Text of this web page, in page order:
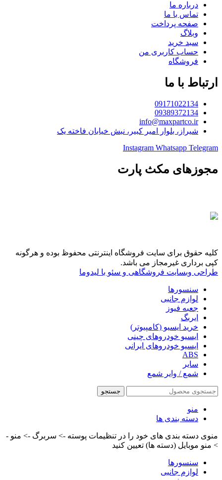
درباره ما
تماس با ما
صفحه پرداخت
وبلاگ
سبد خرید
حساب کاربری من
فروشگاه
ارتباط با ما
09171022134
09389372134
info@maxpartco.ir
شیراز، بلوار امیر کبیر، نبش خیابان فاخته یک
Instagram Whatsapp Telegram
مجوزهای مکث پارت
کلیه حقوق برای سایت فروشگاه اینترنتی محفوظ بوده و هرگونه
کپی برداری غیرمجاز می باشد.
طراحی وبسایت فروشگاهی و سئو با لیدوما
سنسورها
لوازم جانبی
جعبه فیوز
ایربگ
خرید ایسیو (کامپیوتر)
ایسیو خودروهای چینی
ایسیو خودروهای ایرانی
ABS
سایر
شمع / وایر شمع
جستجو
منو
دسته بندی ها
منوی دسته بندی های خود را در تنظیمات پوسته -> سربرگ -> منو -
> منو موبایل (دسته ها) تعیین کنید
سنسورها
لوازم جانبی